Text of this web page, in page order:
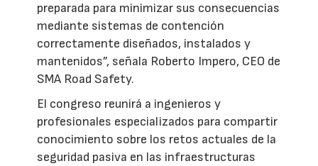
preparada para minimizar sus consecuencias
mediante sistemas de contención
correctamente diseñados, instalados y
mantenidos”, señala Roberto Impero, CEO de
SMA Road Safety.
El congreso reunirá a ingenieros y
profesionales especializados para compartir
conocimiento sobre los retos actuales de la
seguridad pasiva en las infraestructuras